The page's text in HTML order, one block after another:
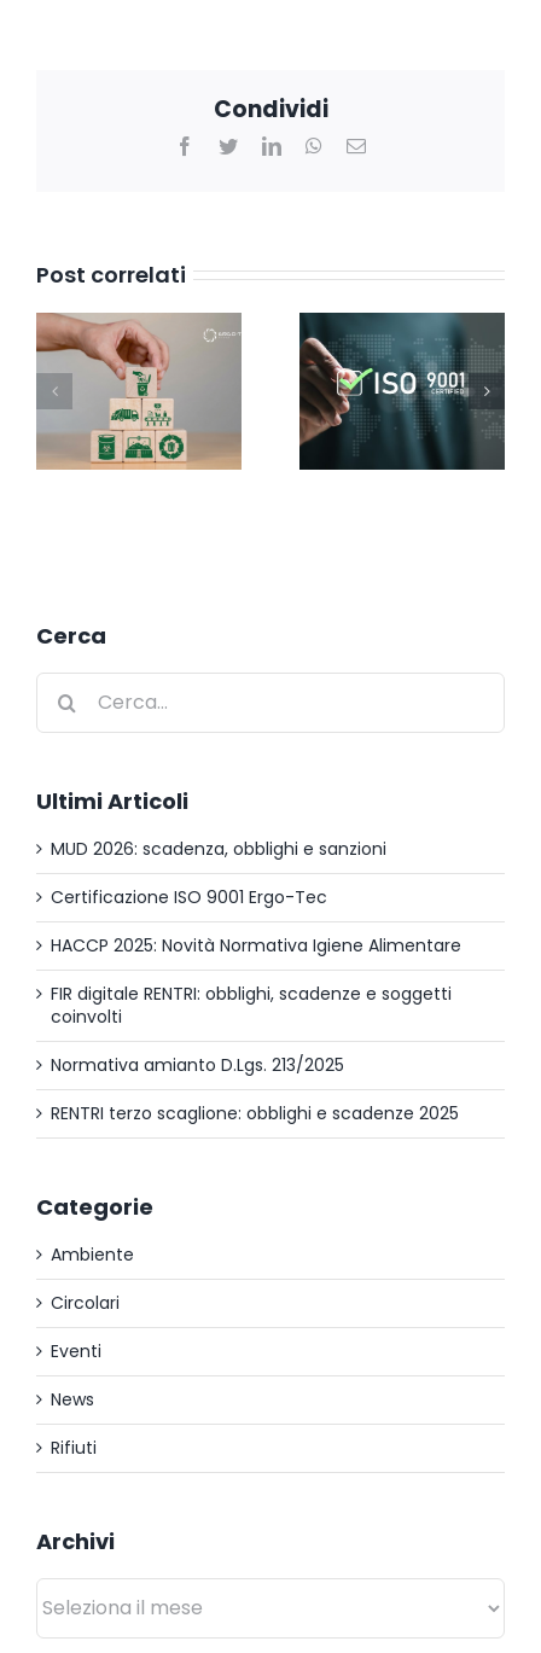
Condividi
Facebook
TwitterLinkedInWhatsApp
Email
Post correlati
Cerca
Cerca
per:
Ultimi Articoli
MUD 2026: scadenza, obblighi e sanzioni
Certificazione ISO 9001 Ergo-Tec
HACCP 2025: Novità Normativa Igiene Alimentare
FIR digitale RENTRI: obblighi, scadenze e soggetti
coinvolti
Normativa amianto D.Lgs. 213/2025
RENTRI terzo scaglione: obblighi e scadenze 2025
Categorie
Ambiente
Circolari
Eventi
News
Rifiuti
Archivi
Archivi